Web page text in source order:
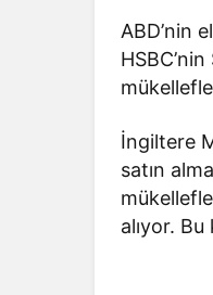
ABD’nin
İngiltere
satın
alıyor.